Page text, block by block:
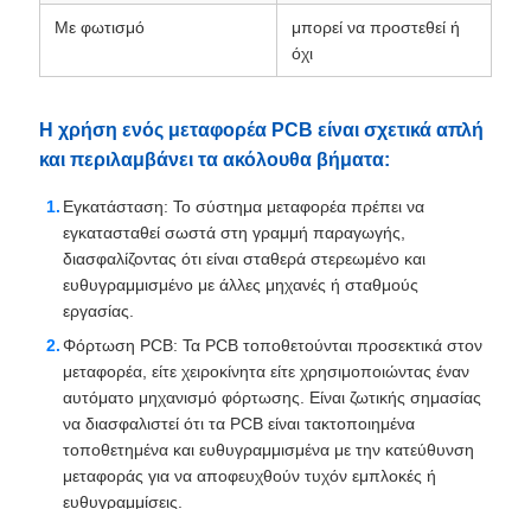
Με φωτισμό
μπορεί να προστεθεί ή
όχι
Η χρήση ενός μεταφορέα PCB είναι σχετικά απλή
και περιλαμβάνει τα ακόλουθα βήματα:
Εγκατάσταση: Το σύστημα μεταφορέα πρέπει να
εγκατασταθεί σωστά στη γραμμή παραγωγής,
διασφαλίζοντας ότι είναι σταθερά στερεωμένο και
ευθυγραμμισμένο με άλλες μηχανές ή σταθμούς
εργασίας.
Φόρτωση PCB: Τα PCB τοποθετούνται προσεκτικά στον
μεταφορέα, είτε χειροκίνητα είτε χρησιμοποιώντας έναν
αυτόματο μηχανισμό φόρτωσης. Είναι ζωτικής σημασίας
να διασφαλιστεί ότι τα PCB είναι τακτοποιημένα
τοποθετημένα και ευθυγραμμισμένα με την κατεύθυνση
μεταφοράς για να αποφευχθούν τυχόν εμπλοκές ή
ευθυγραμμίσεις.